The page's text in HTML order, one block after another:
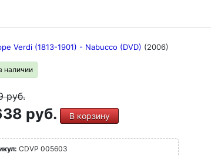
Verdi (1813-1901) - Nabucco (DVD) (2006)
наличии
руб.
руб. В корзину
CDVP 005603